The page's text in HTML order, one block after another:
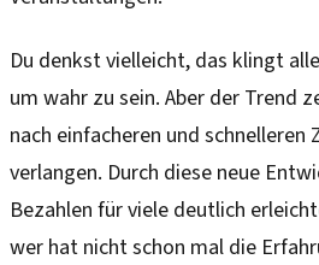
Du denkst vielleicht, das klingt
um wahr zu sein. Aber der Trend
nach einfacheren und schnelleren
verlangen. Durch diese neue
Bezahlen für viele deutlich
wer hat nicht schon mal die